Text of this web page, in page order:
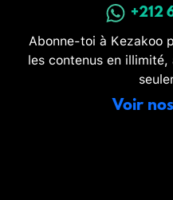
+212
Abonne-toi à Kezakoo
les contenus en
Voir